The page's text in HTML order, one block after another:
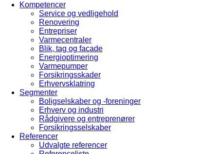
Kompetencer
Service og vedligehold
Renovering
Entrepriser
Varmecentraler
Blik, tag og facade
Energioptimering
Varmepumper
Forsikringsskader
Erhvervsklatring
Segmenter
Boligselskaber og -foreninger
Erhverv og industri
Rådgivere og entreprenører
Forsikringsselskaber
Referencer
Udvalgte referencer